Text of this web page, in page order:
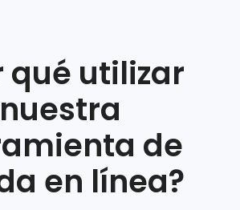
qué utilizar
nuestra
de
en línea?